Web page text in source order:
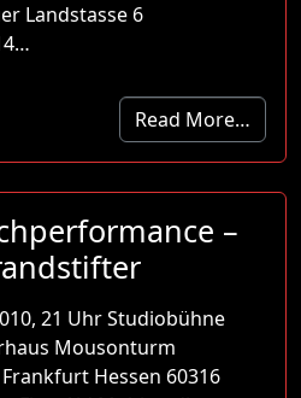
Landstasse 6
Read More…
–
21 Uhr Studiobühne
Mousonturm
Hessen 60316